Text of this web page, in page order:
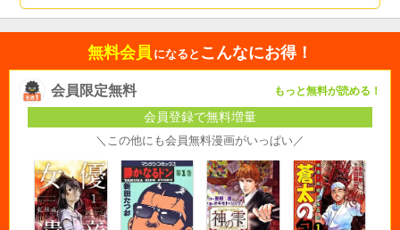
無料会員 になると こんなにお得！
会員限定無料 もっと無料が読める！
会員登録で無料増量
＼この他にも会員無料漫画がいっぱい／